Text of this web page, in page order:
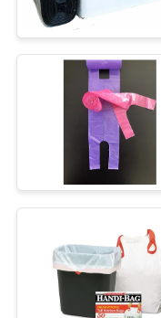
WYCIECZKA
FABRYCE
KONTROLA
JAKOŚCI
SKONTAKTUJ